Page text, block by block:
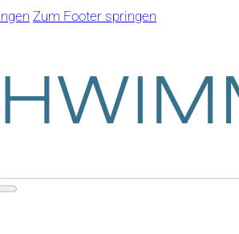
Zum Footer springen